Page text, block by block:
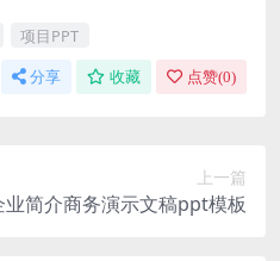
项目PPT
分享 收藏 点赞(0)
上一篇
业简介商务演示文稿ppt模板